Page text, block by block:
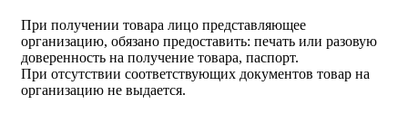
При получении товара лицо представляющее
организацию, обязано предоставить: печать или разовую
доверенность на получение товара, паспорт.
При отсутствии соответствующих документов товар на
организацию не выдается.